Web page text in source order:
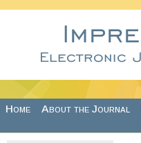
Home About the Journal